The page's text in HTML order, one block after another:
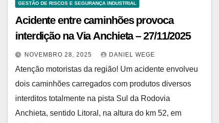
GESTÃO DE RISCOS E SEGURANÇA INDUSTRIAL
Acidente entre caminhões provoca
interdição na Via Anchieta – 27/11/2025
NOVEMBRO 28, 2025 DANIEL WEGE
Atenção motoristas da região! Um acidente envolveu
dois caminhões carregados com produtos diversos
interditos totalmente na pista Sul da Rodovia
Anchieta, sentido Litoral, na altura do km 52, em